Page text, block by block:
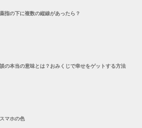
指の下に複数の縦線があったら？
の本当の意味とは？おみくじで幸せをゲットする方法
マホの色